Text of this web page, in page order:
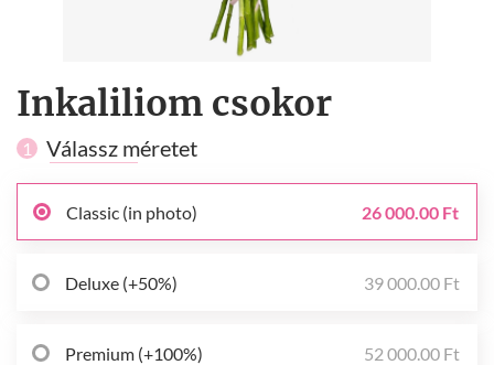
Inkaliliom csokor
1 Válassz méretet
Classic (in photo) 26 000.00 Ft
Deluxe (+50%) 39 000.00 Ft
Premium (+100%) 52 000.00 Ft